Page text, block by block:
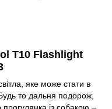
T10 Flashlight
яке може стати в
Будь то дальня подорож,